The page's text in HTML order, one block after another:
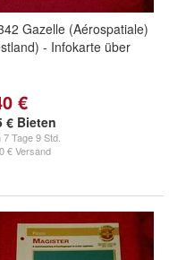
Gazelle (Aérospatiale)
- Infokarte über
€
€ Bieten
7 Tage 9 Std.
€ Versand